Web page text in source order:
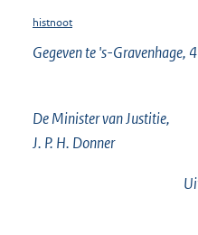
histnoot
Gegeven te 's-Gravenhage,
De Minister van Justitie,
J. P. H. Donner